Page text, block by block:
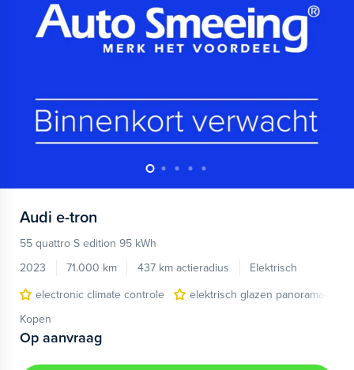
Audi e-tron
55 quattro S edition 95 kWh
2023
71.000 km 437 km actieradius
Elektrisch
electronic climate controle
elektrisch glazen panorama-dak
Kopen
Op aanvraag